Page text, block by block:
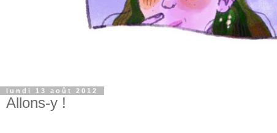
lundi 13 août 2012
Allons-y !